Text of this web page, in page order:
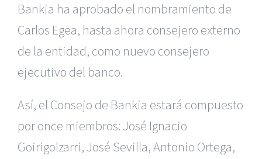
Bankia ha aprobado el nombramiento de
Carlos Egea, hasta ahora consejero externo
de la entidad, como nuevo consejero
ejecutivo del banco.
Así, el Consejo de Bankia estará compuesto
por once miembros: José Ignacio
Goirigolzarri, José Sevilla, Antonio Ortega,